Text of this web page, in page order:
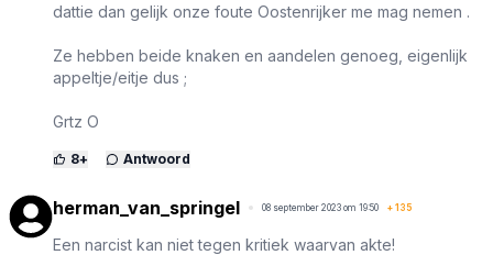
dattie dan gelijk onze foute Oostenrijker me mag nemen .
Ze hebben beide knaken en aandelen genoeg, eigenlijk
appeltje/eitje dus ;
Grtz O
8+ Antwoord
herman_van_springel 08 september 2023 om 19:50 + 135
Een narcist kan niet tegen kritiek waarvan akte!